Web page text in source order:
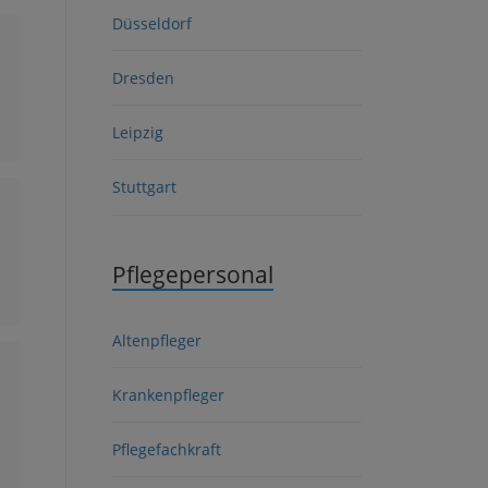
Düsseldorf
Dresden
Leipzig
Stuttgart
Pflegepersonal
Altenpfleger
Krankenpfleger
Pflegefachkraft